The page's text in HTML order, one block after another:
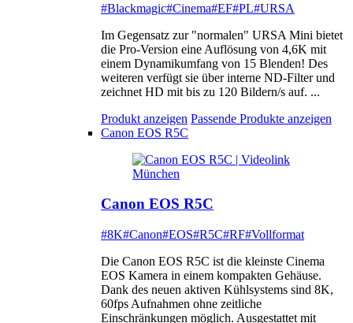
#Blackmagic#Cinema#EF#PL#URSA
Im Gegensatz zur "normalen" URSA Mini bietet
die Pro-Version eine Auflösung von 4,6K mit
einem Dynamikumfang von 15 Blenden! Des
weiteren verfügt sie über interne ND-Filter und
zeichnet HD mit bis zu 120 Bildern/s auf. ...
Produkt anzeigen Passende Produkte anzeigen
Canon EOS R5C
Canon EOS R5C
#8K#Canon#EOS#R5C#RF#Vollformat
Die Canon EOS R5C ist die kleinste Cinema
EOS Kamera in einem kompakten Gehäuse.
Dank des neuen aktiven Kühlsystems sind 8K,
60fps Aufnahmen ohne zeitliche
Einschränkungen möglich. Ausgestattet mit